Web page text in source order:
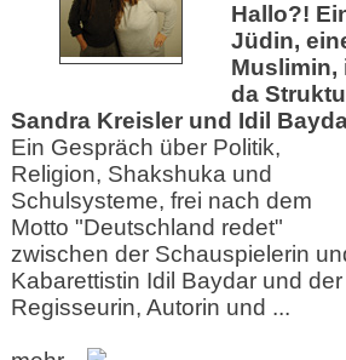
Hallo?!
Jüdin,
Muslimin,
da
Sandra Kreisler und Idil
Ein Gespräch über Politik,
Religion, Shakshuka und
Schulsysteme, frei nach dem
Motto "Deutschland redet"
zwischen der Schauspielerin
Kabarettistin Idil Baydar und der
Regisseurin, Autorin und ...